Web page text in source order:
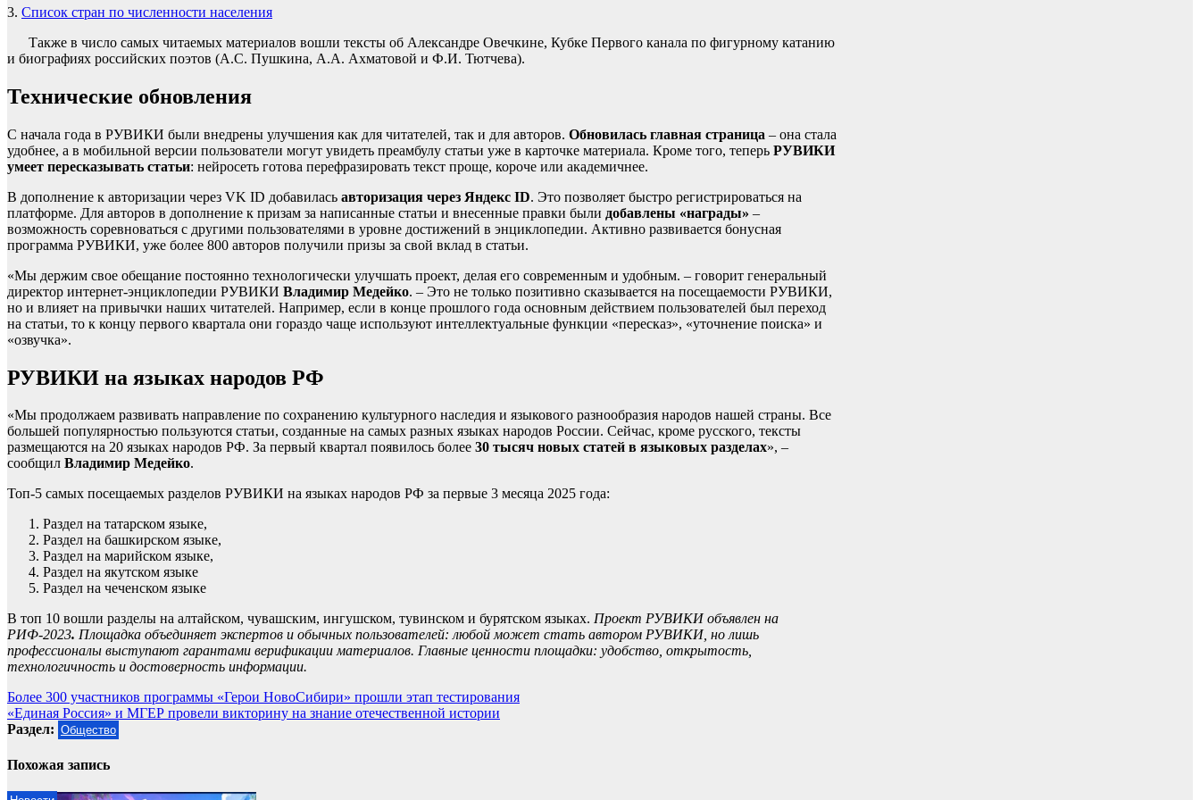
3. Список стран по численности населения
Также в число самых читаемых материалов вошли тексты об Александре Овечкине, Кубке Первого канала по фигурному катанию
и биографиях российских поэтов (А.С. Пушкина, А.А. Ахматовой и Ф.И. Тютчева).
Технические обновления
С начала года в РУВИКИ были внедрены улучшения как для читателей, так и для авторов. Обновилась главная страница – она стала
удобнее, а в мобильной версии пользователи могут увидеть преамбулу статьи уже в карточке материала. Кроме того, теперь РУВИКИ
умеет пересказывать статьи: нейросеть готова перефразировать текст проще, короче или академичнее.
В дополнение к авторизации через VK ID добавилась авторизация через Яндекс ID. Это позволяет быстро регистрироваться на
платформе. Для авторов в дополнение к призам за написанные статьи и внесенные правки были добавлены «награды» –
возможность соревноваться с другими пользователями в уровне достижений в энциклопедии. Активно развивается бонусная
программа РУВИКИ, уже более 800 авторов получили призы за свой вклад в статьи.
«Мы держим свое обещание постоянно технологически улучшать проект, делая его современным и удобным. – говорит генеральный
директор интернет-энциклопедии РУВИКИ Владимир Медейко. – Это не только позитивно сказывается на посещаемости РУВИКИ,
но и влияет на привычки наших читателей. Например, если в конце прошлого года основным действием пользователей был переход
на статьи, то к концу первого квартала они гораздо чаще используют интеллектуальные функции «пересказ», «уточнение поиска» и
«озвучка».
РУВИКИ на языках народов РФ
«Мы продолжаем развивать направление по сохранению культурного наследия и языкового разнообразия народов нашей страны. Все
большей популярностью пользуются статьи, созданные на самых разных языках народов России. Сейчас, кроме русского, тексты
размещаются на 20 языках народов РФ. За первый квартал появилось более 30 тысяч новых статей в языковых разделах», –
сообщил Владимир Медейко.
Топ-5 самых посещаемых разделов РУВИКИ на языках народов РФ за первые 3 месяца 2025 года:
Раздел на татарском языке,
Раздел на башкирском языке,
Раздел на марийском языке,
Раздел на якутском языке
Раздел на чеченском языке
В топ 10 вошли разделы на алтайском, чувашским, ингушском, тувинском и бурятском языках. Проект РУВИКИ объявлен на
РИФ-2023. Площадка объединяет экспертов и обычных пользователей: любой может стать автором РУВИКИ, но лишь
профессионалы выступают гарантами верификации материалов. Главные ценности площадки: удобство, открытость,
технологичность и достоверность информации.
Навигация
по
Более 300 участников программы «Герои НовоСибири» прошли этап тестирования
«Единая Россия» и МГЕР провели викторину на знание отечественной истории
Раздел: Общество
Похожая запись